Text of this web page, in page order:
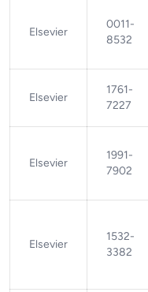
Elsevier
0011-
8532
Elsevier
1761-
7227
Elsevier
1991-
7902
Elsevier
1532-
3382